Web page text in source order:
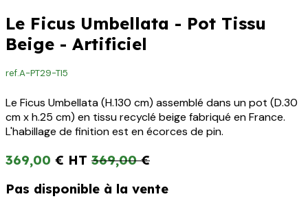
Le Ficus Umbellata - Pot Tissu
Beige - Artificiel
ref.A-PT29-TI5
Le Ficus Umbellata (H.130 cm) assemblé dans un pot (D.30
cm x h.25 cm) en tissu recyclé beige fabriqué en France.
L'habillage de finition est en écorces de pin.
369,00 € 369,00€
Pas disponible à la vente